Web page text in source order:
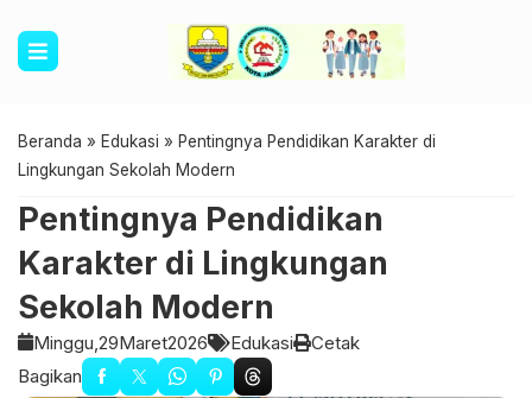
Beranda » Edukasi » Pentingnya Pendidikan Karakter di
Lingkungan Sekolah Modern
Pentingnya Pendidikan
Karakter di Lingkungan
Sekolah Modern
Minggu, 29Maret2026 Edukasi
Cetak
Bagikan